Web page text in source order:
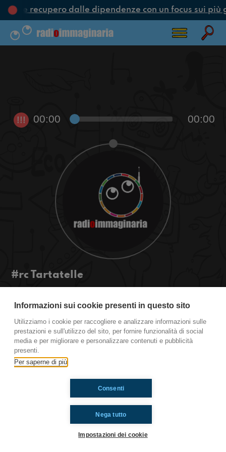
e recupero dalle dipendenze con un focus sui più
!!! 00:00 00:00
#rc Tartatelle
diretta telefonica Gisella che gestisce un bar
del suo genere.
Ti è piaciuto? Condividilo!
Informazioni sui cookie presenti in questo sito
Utilizziamo i cookie per raccogliere e analizzare informazioni sulle
prestazioni e sull'utilizzo del sito, per fornire funzionalità di social
media e per migliorare e personalizzare contenuti e pubblicità
presenti.
Per saperne di più
Nega tutto
Consenti
Impostazioni dei cookie